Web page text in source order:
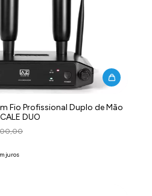
Fio Profissional Duplo de Mão
DUO
juros